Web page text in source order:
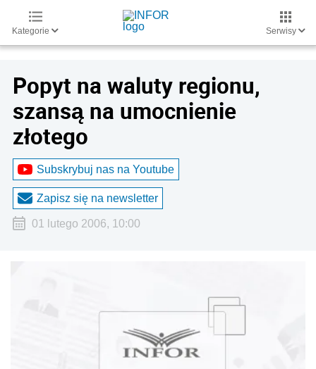
Kategorie Serwisy
Popyt na waluty regionu,
szansą na umocnienie
złotego
Subskrybuj nas na Youtube
Zapisz się na newsletter
01 lutego 2006, 10:00